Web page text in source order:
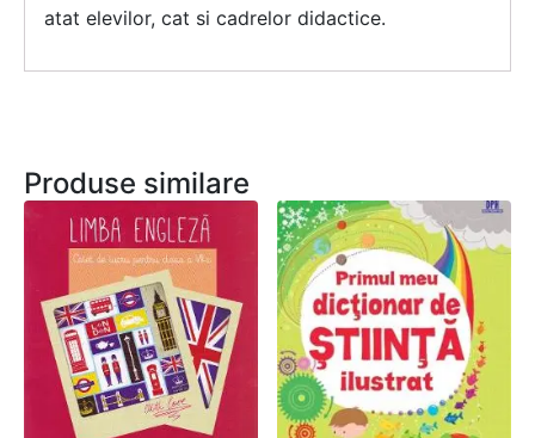
atat elevilor, cat si cadrelor didactice.
Produse similare